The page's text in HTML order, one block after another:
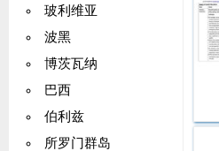
玻利维亚
波黑
博茨瓦纳
巴西
伯利兹
所罗门群岛